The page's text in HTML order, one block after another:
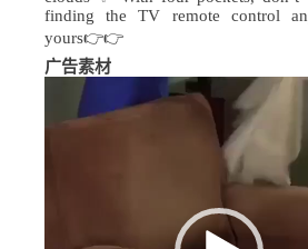
finding the TV remote control
yours👉👉
广告素材